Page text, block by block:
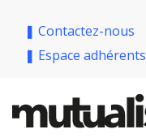
❚ Contactez-nous
❚ Espace adhérents